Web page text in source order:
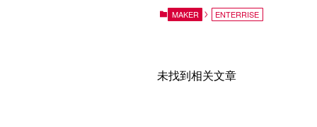
MAKER ENTERRISE
未找到相关文章